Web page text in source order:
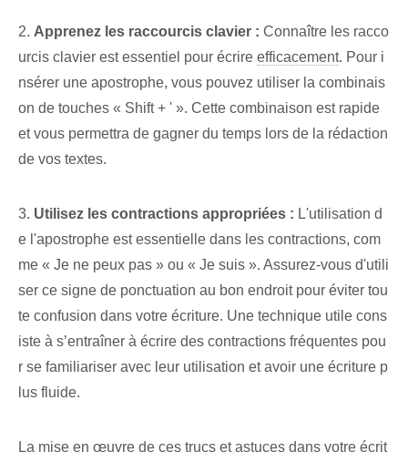
2.⁤ Apprenez les raccourcis clavier : Connaître les racco
urcis clavier est essentiel pour écrire efficacement. Pour i
nsérer une apostrophe, vous pouvez utiliser la combinais
on de touches « Shift + ' ». Cette combinaison est rapide
et vous permettra de gagner du temps lors de la rédaction
de vos textes.
3. Utilisez⁢ les contractions appropriées : L'utilisation d
e l'apostrophe est essentielle dans les contractions, com
me « Je ne peux pas » ou « Je suis ».⁣ Assurez-vous d'utili
ser ce signe de ponctuation au bon endroit⁢ pour éviter tou
te confusion dans votre écriture. Une technique utile cons
iste à s’entraîner à écrire des contractions fréquentes pou
r se familiariser avec leur utilisation et avoir une écriture p
lus fluide.
La mise en œuvre de ces trucs et astuces dans votre écrit